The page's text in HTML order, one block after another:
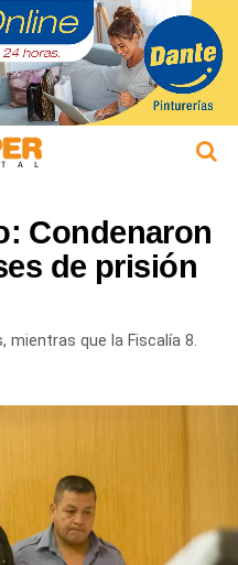
Condenaron
de prisión
mientras que la Fiscalía 8.